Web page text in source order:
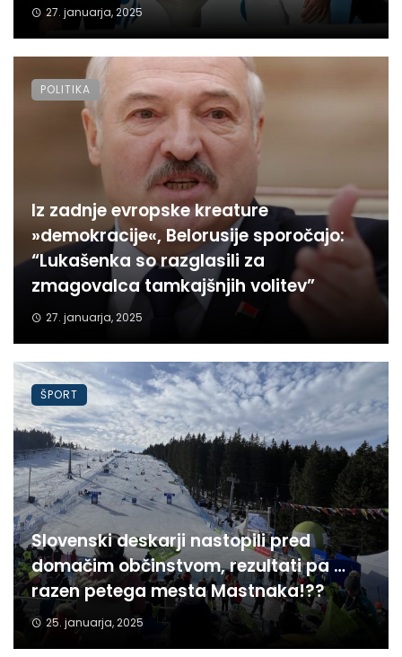
27. januarja, 2025
Iz zadnje evropske kreature
»demokracije«, Belorusije sporočajo:
“Lukašenka so razglasili za
zmagovalca tamkajšnjih volitev”
27. januarja, 2025
POLITIKA
Slovenski deskarji nastopili pred
domačim občinstvom, rezultati pa …
razen petega mesta Mastnaka!??
25. januarja, 2025
ŠPORT